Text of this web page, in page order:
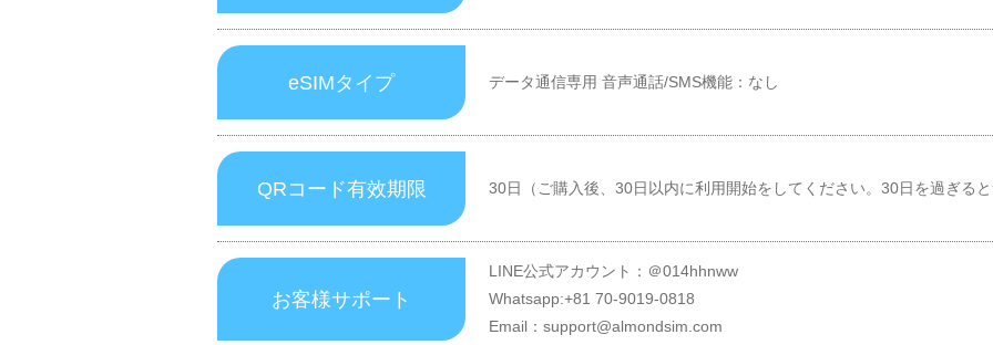
eSIMタイプ データ通信専用 音声通話/SMS機能：なし
QRコード有效期限 30日（ご購入後、30日以内に利用開始をしてください。30日を過ぎる
お客様サポート
LINE公式アカウント：＠014hhnww
Whatsapp:+81 70-9019-0818
Email：support@almondsim.com